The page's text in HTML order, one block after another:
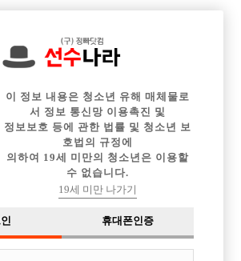
구인정보 아빠방 구인정보
력서정보 커뮤니티 광고안내
이 정보 내용은 청소년 유해 매체물로
서 정보 통신망 이용촉진 및
정보보호 등에 관한 법률 및 청소년 보
호법의 규정에
의하여 19세 미만의 청소년은 이용할
수 없습니다.
19세 미만 나가기
휴대폰인증
개인정보
고객센터
체불사업주
는 접대부 채용이 가능한 1종 유흥주점만을 다루고 있
습니다.